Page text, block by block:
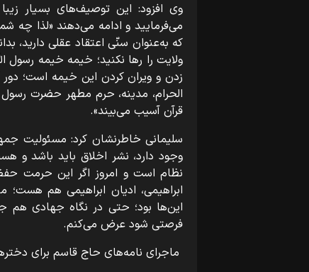
وی افزود: این توصیف‌های بسیار
می‌فرمایید و ادامه می‌دهند «لذا چه
که به‌عنوان سنّی اعتقاد عقلی دارید،
ولایت را رها نکنید؛ خیمه خیمه
زدن و ویران کردن این خیمه است؛ دور
الحرام، مدینه، حرم مطهر حضرت
قرآن آسیب می‌بیند».
سلیمانی خاطرنشان کرد: مسئولیت
وجود دارد، نشر اخلاق باید باشد
نظام است و امروز اگر این حرمت
ابراهیمی، ادیان ابراهیمی هم
این‌ها بود؛ حتی در نگاه جهادی هم
فرصتی شود عرض می‌کنم.
ماجرای نامه‌های حاج قاسم برای